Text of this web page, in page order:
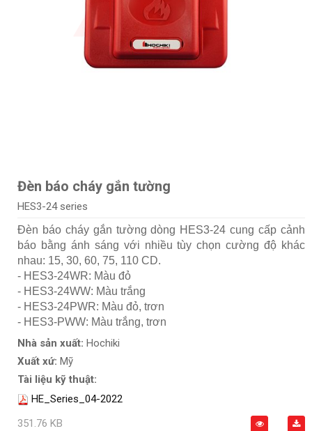
Đèn báo cháy gắn tường
HES3-24 series
Đèn báo cháy gắn tường dòng HES3-24 cung cấp cảnh
báo bằng ánh sáng với nhiều tùy chọn cường độ khác
nhau: 15, 30, 60, 75, 110 CD.
- HES3-24WR: Màu đỏ
- HES3-24WW: Màu trắng
- HES3-24PWR: Màu đỏ, trơn
- HES3-PWW: Màu trắng, trơn
Nhà sản xuất: Hochiki
Xuất xứ: Mỹ
Tài liệu kỹ thuật:
HE_Series_04-2022
351.76 KB